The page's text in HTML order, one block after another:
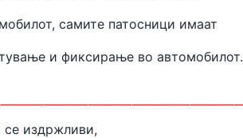
самите патосници имаат
и фиксирање во автомобилот.
се издржливи,